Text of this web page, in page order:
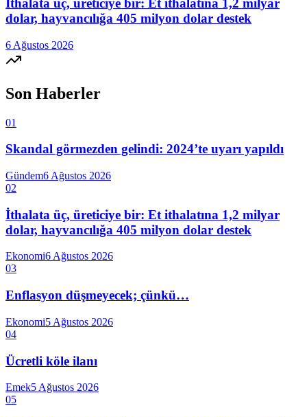
İthalata üç, üreticiye bir: Et ithalatına 1,2 milyar
dolar, hayvancılığa 405 milyon dolar destek
6 Ağustos 2026
Son Haberler
01
Skandal görmezden gelindi: 2024’te uyarı yapıldı
Gündem6 Ağustos 2026
02
İthalata üç, üreticiye bir: Et ithalatına 1,2 milyar
dolar, hayvancılığa 405 milyon dolar destek
Ekonomi6 Ağustos 2026
03
Enflasyon düşmeyecek; çünkü…
Ekonomi5 Ağustos 2026
04
Ücretli köle ilanı
Emek5 Ağustos 2026
05